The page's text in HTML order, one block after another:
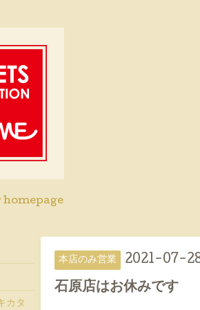
homepage
本店のみ営業 2021-07-
石原店はお休みです
カタ